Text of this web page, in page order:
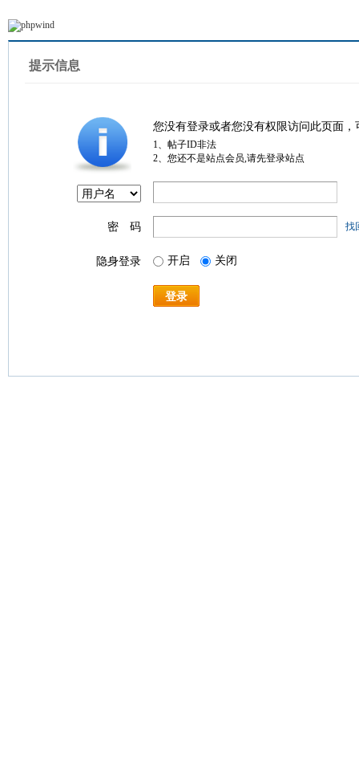
提示信息
您没有登录或者您没有权限访问此页面
1、帖子ID非法
2、您还不是站点会员,请先登录站点
密 码 找
隐身登录 开启 关闭
登录